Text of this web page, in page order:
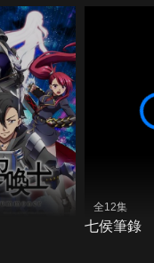
全12集
七侯筆錄